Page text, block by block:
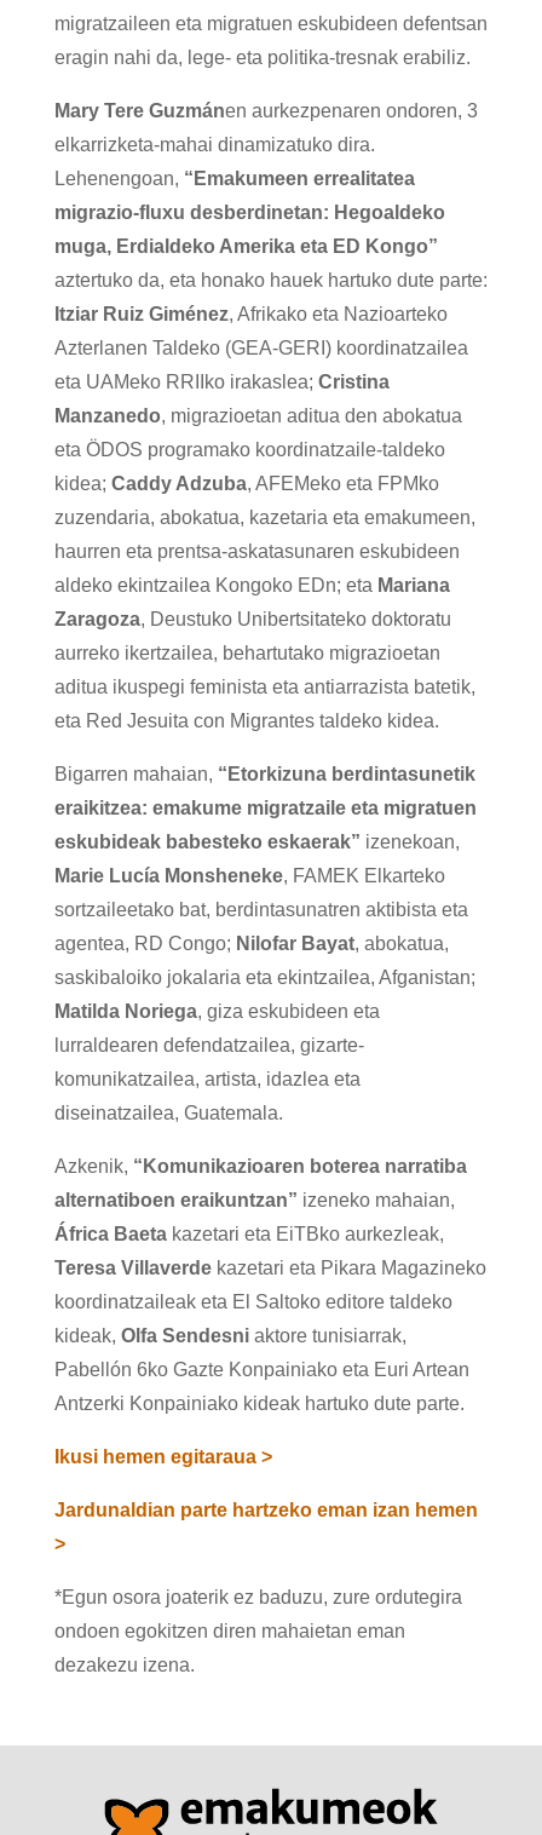
migratzaileen eta migratuen eskubideen defentsan
eragin nahi da, lege- eta politika-tresnak erabiliz.
Mary Tere Guzmánen aurkezpenaren ondoren, 3
elkarrizketa-mahai dinamizatuko dira.
Lehenengoan, “Emakumeen errealitatea
migrazio-fluxu desberdinetan: Hegoaldeko
muga, Erdialdeko Amerika eta ED Kongo”
aztertuko da, eta honako hauek hartuko dute parte:
Itziar Ruiz Giménez, Afrikako eta Nazioarteko
Azterlanen Taldeko (GEA-GERI) koordinatzailea
eta UAMeko RRIIko irakaslea; Cristina
Manzanedo, migrazioetan aditua den abokatua
eta ÖDOS programako koordinatzaile-taldeko
kidea; Caddy Adzuba, AFEMeko eta FPMko
zuzendaria, abokatua, kazetaria eta emakumeen,
haurren eta prentsa-askatasunaren eskubideen
aldeko ekintzailea Kongoko EDn; eta Mariana
Zaragoza, Deustuko Unibertsitateko doktoratu
aurreko ikertzailea, behartutako migrazioetan
aditua ikuspegi feminista eta antiarrazista batetik,
eta Red Jesuita con Migrantes taldeko kidea.
Bigarren mahaian, “Etorkizuna berdintasunetik
eraikitzea: emakume migratzaile eta migratuen
eskubideak babesteko eskaerak” izenekoan,
Marie Lucía Monsheneke, FAMEK Elkarteko
sortzaileetako bat, berdintasunatren aktibista eta
agentea, RD Congo; Nilofar Bayat, abokatua,
saskibaloiko jokalaria eta ekintzailea, Afganistan;
Matilda Noriega, giza eskubideen eta
lurraldearen defendatzailea, gizarte-
komunikatzailea, artista, idazlea eta
diseinatzailea, Guatemala.
Azkenik, “Komunikazioaren boterea narratiba
alternatiboen eraikuntzan” izeneko mahaian,
África Baetakazetari eta EiTBko aurkezleak,
Teresa Villaverdekazetari eta Pikara Magazineko
koordinatzaileak eta El Saltoko editore taldeko
kideak, Olfa Sendesniaktore tunisiarrak,
Pabellón 6ko Gazte Konpainiako eta Euri Artean
Antzerki Konpainiako kideak hartuko dute parte.
Ikusi hemen egitaraua >
Jardunaldian parte hartzeko eman izan hemen
>
*Egun osora joaterik ez baduzu, zure ordutegira
ondoen egokitzen diren mahaietan eman
dezakezu izena.